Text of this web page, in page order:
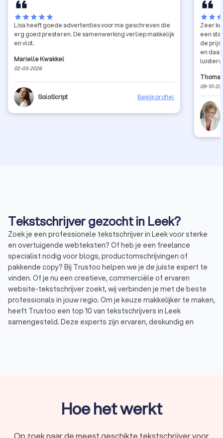
starstarstarstarstar
Lisa heeft goede advertenties voor me geschreven die
erg goed presteren. De samenwerking verliep makkelijk
en vlot.
Marielle Kwakkel
02-03-2026
SoloScript Bekijk profiel
starstar
Zeer
een
de prijs
en
09-10-
Tekstschrijver gezocht in Leek?
Zoek je een professionele tekstschrijver in Leek voor sterke
en overtuigende webteksten? Of heb je een freelance
specialist nodig voor blogs, productomschrijvingen of
pakkende copy? Bij Trustoo helpen we je de juiste expert te
vinden. Of je nu een creatieve, commerciële of ervaren
website-tekstschrijver zoekt, wij verbinden je met de beste
professionals in jouw regio. Om je keuze makkelijker te maken,
heeft Trustoo een top 10 van tekstschrijvers in Leek
samengesteld. Deze experts zijn ervaren, deskundig en
Een tekstschrijver helpt bedrijven en ondernemers met het
creëren van pakkende en effectieve webteksten. Deze
stimuleren ook conversies en klantbetrokkenheid. Heb je een
Hoe het werkt
Op zoek naar de meest geschikte tekstschrijver voor